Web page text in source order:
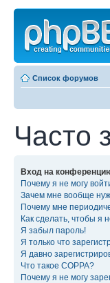
Список форумов
Часто
Вход на
Почему я не могу
Зачем мне вообще
Почему мне
Как сделать, чтобы я
Я забыл пароль!
Я только что
Я давно
Что такое COPPA?
Почему я не могу